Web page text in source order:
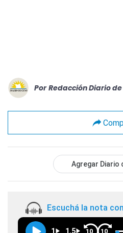
Por Redacción Diario
Agregar Diario
Escuchá la nota
1 1.5 10 10